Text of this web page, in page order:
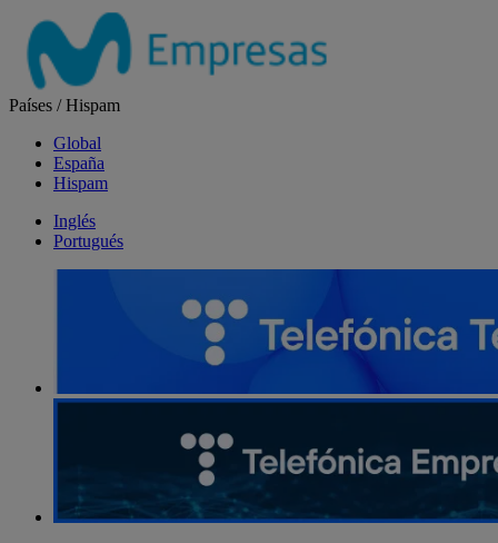
Salta
contenido
Países /Hispam
Global
España
Hispam
Inglés
Portugués